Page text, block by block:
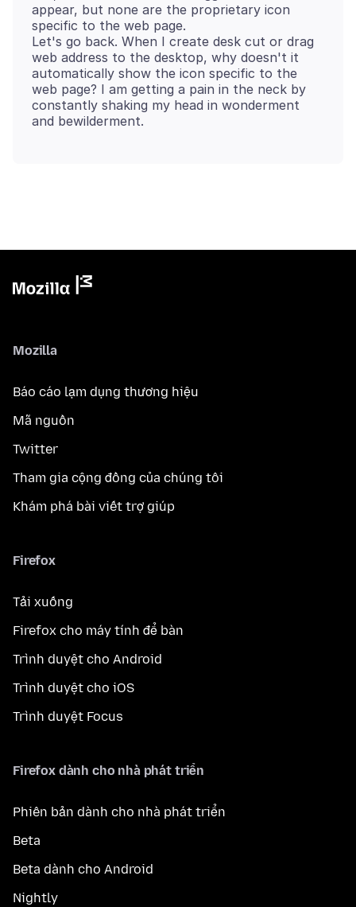
appear, but none are the proprietary icon
specific to the web page.
Let's go back. When I create desk cut or drag
web address to the desktop, why doesn't it
automatically show the icon specific to the
web page? I am getting a pain in the neck by
constantly shaking my head in wonderment
Mozilla
Báo cáo lạm dụng thương hiệu
Mã nguồn
Twitter
Tham gia cộng đồng của chúng tôi
Khám phá bài viết trợ giúp
Firefox
Tải xuống
Firefox cho máy tính để bàn
Trình duyệt cho Android
Trình duyệt cho iOS
Trình duyệt Focus
Firefox dành cho nhà phát triển
Phiên bản dành cho nhà phát triển
Beta
Beta dành cho Android
Nightly